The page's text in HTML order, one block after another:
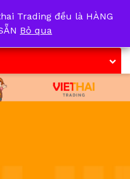
Trading đều là HÀNG
Bỏ qua